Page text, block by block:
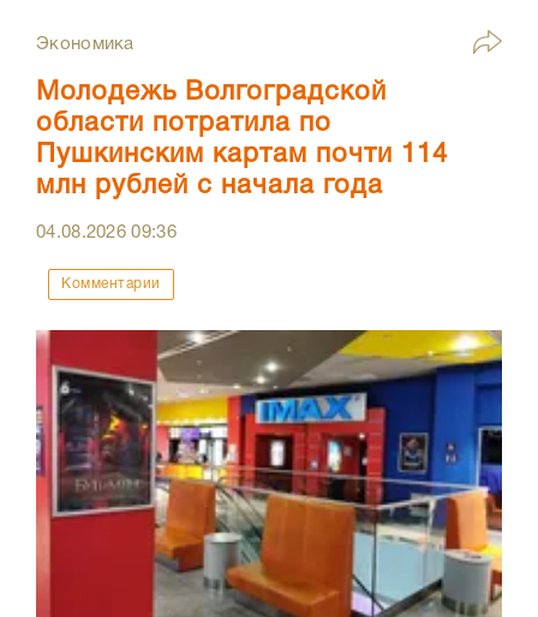
Экономика
Молодежь Волгоградской
области потратила по
Пушкинским картам почти 114
млн рублей с начала года
04.08.202609:36
Комментарии